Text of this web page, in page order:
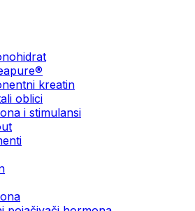
kreatin
oblici
i stimulansi